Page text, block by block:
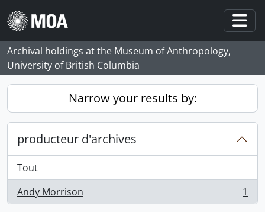
Skip to main content
Archival holdings at the Museum of Anthropology,
University of British Columbia
Narrow your results by:
producteur d'archives
Tout
Andy Morrison
, 1 résultats 1